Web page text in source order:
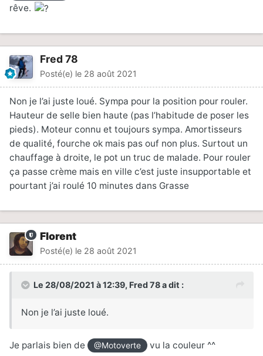
rêve.
Fred 78
Posté(e) le 28 août 2021
Non je l’ai juste loué. Sympa pour la position pour rouler.
Hauteur de selle bien haute (pas l’habitude de poser les
pieds). Moteur connu et toujours sympa. Amortisseurs
de qualité, fourche ok mais pas ouf non plus. Surtout un
chauffage à droite, le pot un truc de malade. Pour rouler
ça passe crème mais en ville c’est juste insupportable et
pourtant j’ai roulé 10 minutes dans Grasse
Florent
Posté(e) le 28 août 2021
Le 28/08/2021 à 12:39, Fred 78a dit :
Non je l’ai juste loué.
Je parlais bien de @Motoverte vu la couleur ^^